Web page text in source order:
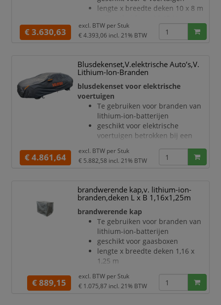
schade, rookontwikkeling, stof en
vuil
met greep
bes
lengte x breedte deken 10 x 8 m
temperatuurbestendigheid:
kortstondig 1750 °C, langdurig
10^6 ohm
deken van glasweefsel met
siliconencoating in grijs
materiaal extreem robuust,
uitermate barstbestendig
verbinding met naaigaren
bescherming tegen uitbreiding,
schade, rookontwikkeling, stof en
vuil
met greep
be
€ 3.630,63
excl. BTW per Stuk
€ 4.393,06 incl. 21% BTW
Blusdekenset,V.elektrische Auto’s,V.
Lithium-Ion-Branden
blusdekenset voor elektrische
voertuigen
Te gebruiken voor branden van
lithium-ion-batterijen
geschikt voor elektrische
voertuigen betrokken bij een
lengte x breedte deken 7 x 4 - 6
m
temperatuurbestendigheid:
kortstondig 1300 °C, langdurig
1000 °C
elektrische weerstand < 1.0 x
10^6 ohm
deken van glasweefsel met
siliconencoating in grijs
verbinding met naaigaren
bescherming tegen uitbreiding,
schade, rookontwikkeling, stof
€ 4.861,64
excl. BTW per Stuk
€ 5.882,58 incl. 21% BTW
brandwerende kap,v. lithium-ion-
branden,deken L x B 1,16x1,25m
brandwerende kap
Te gebruiken voor branden van
lithium-ion-batterijen
geschikt voor gaasboxen
lengte x breedte deken 1,16 x
1,25 m
temperatuurbestendigheid:
kortstondig 1750 °C, langdurig
€ 889,15
excl. BTW per Stuk
€ 1.075,87 incl. 21% BTW